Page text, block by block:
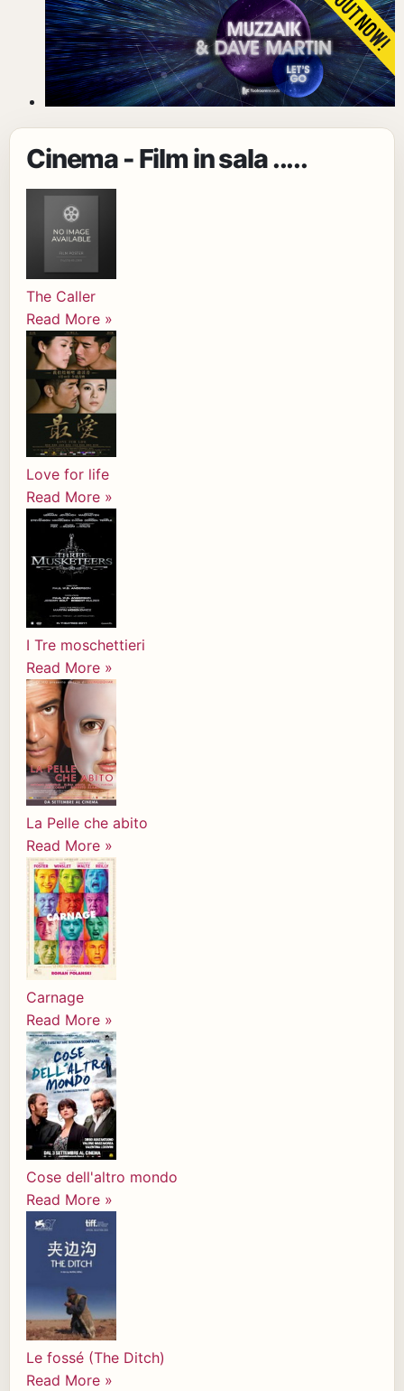
Cinema - Film in sala .....
The Caller
Read More »
Love for life
Read More »
I Tre moschettieri
Read More »
La Pelle che abito
Read More »
Carnage
Read More »
Cose dell'altro mondo
Read More »
Le fossé (The Ditch)
Read More »